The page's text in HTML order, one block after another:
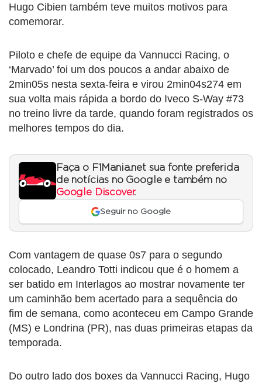
Hugo Cibien também teve muitos motivos para
comemorar.
Piloto e chefe de equipe da Vannucci Racing, o
‘Marvado’ foi um dos poucos a andar abaixo de
2min05s nesta sexta-feira e virou 2min04s274 em
sua volta mais rápida a bordo do Iveco S-Way #73
no treino livre da tarde, quando foram registrados os
melhores tempos do dia.
Faça o F1Mania.net sua fonte preferida
de notícias no Google e também no
Google Discover.
Seguir no Google
Com vantagem de quase 0s7 para o segundo
colocado, Leandro Totti indicou que é o homem a
ser batido em Interlagos ao mostrar novamente ter
um caminhão bem acertado para a sequência do
fim de semana, como aconteceu em Campo Grande
(MS) e Londrina (PR), nas duas primeiras etapas da
temporada.
Do outro lado dos boxes da Vannucci Racing, Hugo